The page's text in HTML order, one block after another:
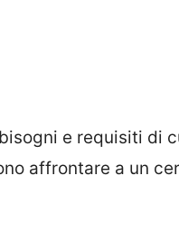
e requisiti di
affrontare a un